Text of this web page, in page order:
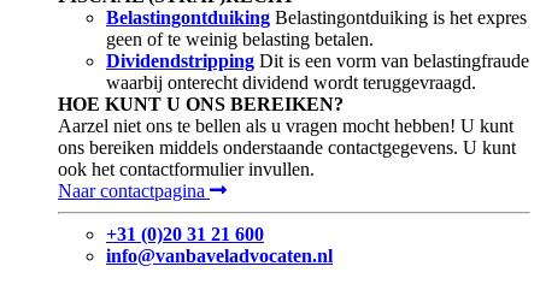
Belastingontduiking Belastingontduiking is het expres
geen of te weinig belasting betalen.
Dividendstripping Dit is een vorm van belastingfraude
waarbij onterecht dividend wordt teruggevraagd.
HOE KUNT U ONS BEREIKEN?
Aarzel niet ons te bellen als u vragen mocht hebben! U kunt
ons bereiken middels onderstaande contactgegevens. U kunt
ook het contactformulier invullen.
Naar contactpagina
+31 (0)20 31 21 600
info@vanbaveladvocaten.nl